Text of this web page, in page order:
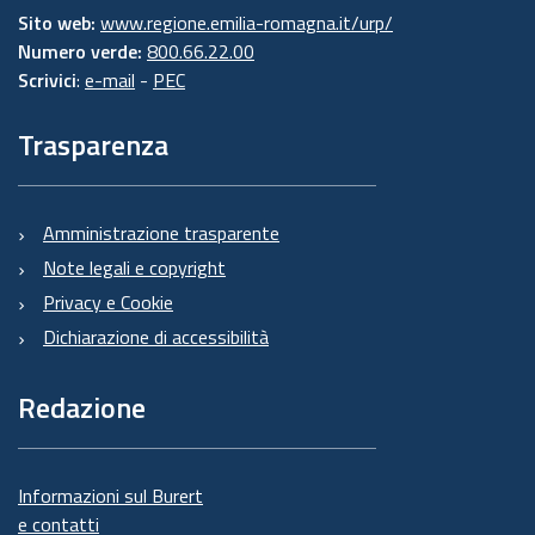
Sito web: www.regione.emilia-romagna.it/urp/
Numero verde: 800.66.22.00
Scrivici: e-mail - PEC
Trasparenza
Amministrazione trasparente
Note legali e copyright
Privacy e Cookie
Dichiarazione di accessibilità
Redazione
Informazioni sul Burert
e contatti